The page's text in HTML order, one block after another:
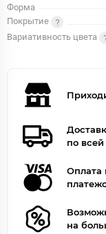
Форма
Покрытие
Вариативность цвета
по
Оплата
на